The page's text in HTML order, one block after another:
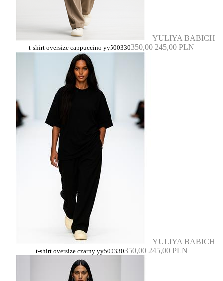
YULIYA BABICH
t-shirt oversize cappuccino yy500330350,00 245,00 PLN
YULIYA BABICH
t-shirt oversize czarny yy500330350,00 245,00 PLN